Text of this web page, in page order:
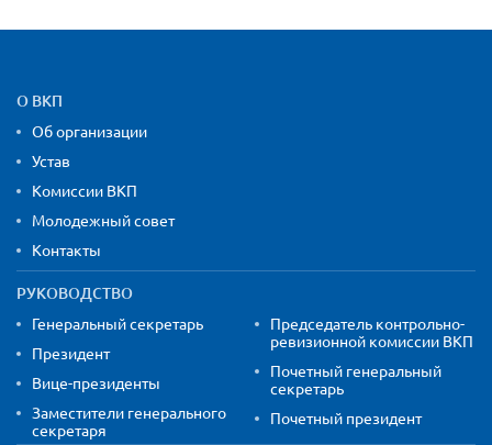
Карта сайта и контактная
О ВКП
Об организации
Устав
Комиссии ВКП
Молодежный совет
Контакты
РУКОВОДСТВО
Генеральный секретарь
Президент
Вице-президенты
Заместители генерального
секретаря
Председатель контрольно-
ревизионной комиссии ВКП
Почетный генеральный
секретарь
Почетный президент